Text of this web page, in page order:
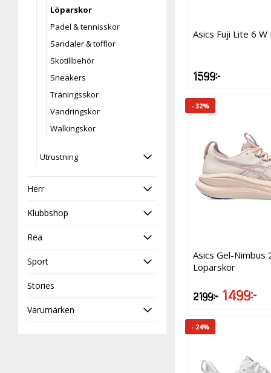
Rullskidor
Träning
Walking
Löparskor
Padel & tennisskor
Sandaler & tofflor
Skotillbehör
Sneakers
Träningsskor
Vandringskor
Walkingskor
Utrustning
Herr
Klubbshop
Rea
Sport
Stories
Varumärken
Asics Fuji Lite 6
1 599 kr
- 32%
Asics Gel-Nimbus
Löparskor
2 199 kr 1 499 kr
- 24%